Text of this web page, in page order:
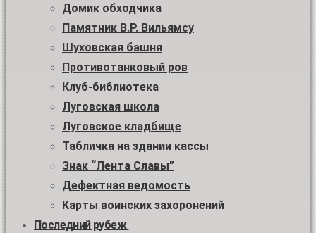
Домик обходчика
Памятник В.Р. Вильямсу
Шуховская башня
Противотанковый ров
Клуб-библиотека
Луговская школа
Луговское кладбище
Табличка на здании кассы
Знак “Лента Славы”
Дефектная ведомость
Карты воинских захоронений
Последний рубеж